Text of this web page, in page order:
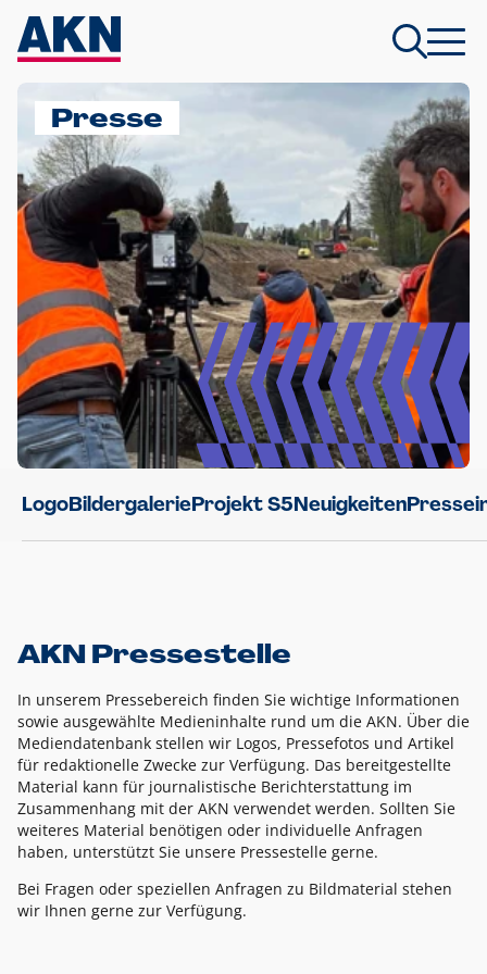
Presse
LogoBildergalerieProjekt S5Neuigkeiten
AKN Pressestelle
In unserem Pressebereich finden Sie wichtige Informationen
sowie ausgewählte Medieninhalte rund um die AKN. Über die
Mediendatenbank stellen wir Logos, Pressefotos und Artikel
für redaktionelle Zwecke zur Verfügung. Das bereitgestellte
Material kann für journalistische Berichterstattung im
Zusammenhang mit der AKN verwendet werden. Sollten Sie
weiteres Material benötigen oder individuelle Anfragen
haben, unterstützt Sie unsere Pressestelle gerne.
Bei Fragen oder speziellen Anfragen zu Bildmaterial stehen
wir Ihnen gerne zur Verfügung.